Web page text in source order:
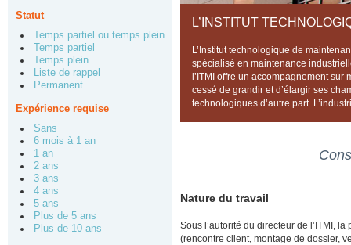
Statut
Temps partiel ou temps plein
Temps partiel
Temps plein
Liste de rappel
Permanent
Expérience requise
Sans
6 mois à 1 an
1 an
2 ans
3 ans
4 ans
5 ans
Plus de 5 ans
Plus de 10 ans
L’INSTITUT
L’Institut technologique de
spécialisé en maintenance
l’ITMI offre un accompagnement sur
cessé de grandir et d’élargir ses
technologiques d’autre part.
Nature du travail
Sous l’autorité du directeur de l’ITMI,
(rencontre client, montage de dossier,